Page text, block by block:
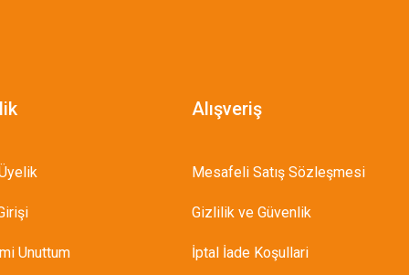
Unuttum
Alışveriş
Mesafeli Satış Sözleşmesi
Gizlilik ve Güvenlik
İptal İade Koşullari